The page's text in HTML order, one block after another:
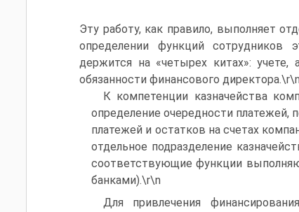
Эту работу, как правило, выполняет
определении функций сотрудников
держится на «четырех китах»: учете,
обязанности финансового директора.\r\n
К компетенции казначейства
определение очередности платежей,
платежей и остатков на счетах
отдельное подразделение
соответствующие функции
банками).\r\n
Для привлечения